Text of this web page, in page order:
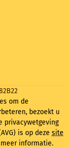
om de
bezoekt u
privacywetgeving
is op deze site
informatie.